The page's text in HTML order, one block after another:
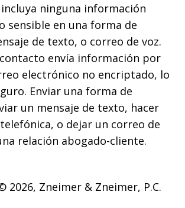
ninguna información
sensible en una forma de
de texto, o correo de voz.
envía información por
electrónico no encriptado, lo
Enviar una forma de
un mensaje de texto, hacer
o dejar un correo de
relación abogado-cliente.
2026, Zneimer & Zneimer, P.C.